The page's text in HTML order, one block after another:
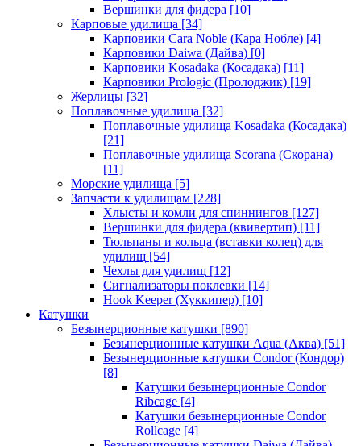
Вершинки для фидера [10]
Карповые удилища [34]
Карповики Cara Noble (Кара Нобле) [4]
Карповики Daiwa (Дайва) [0]
Карповики Kosadaka (Косадака) [11]
Карповики Prologic (Пролоджик) [19]
Жерлицы [32]
Поплавочные удилища [32]
Поплавочные удилища Kosadaka (Косадака)
[21]
Поплавочные удилища Scorana (Скорана)
[11]
Морские удилища [5]
Запчасти к удилищам [228]
Хлысты и комли для спиннингов [127]
Вершинки для фидера (квивертип) [11]
Тюльпаны и кольца (вставки колец) для
удилищ [54]
Чехлы для удилищ [12]
Сигнализаторы поклевки [14]
Hook Keeper (Хуккипер) [10]
Катушки
Безынерционные катушки [890]
Безынерционные катушки Aqua (Аква) [51]
Безынерционные катушки Condor (Кондор)
[8]
Катушки безынерционные Condor
Ribcage [4]
Катушки безынерционные Condor
Rollcage [4]